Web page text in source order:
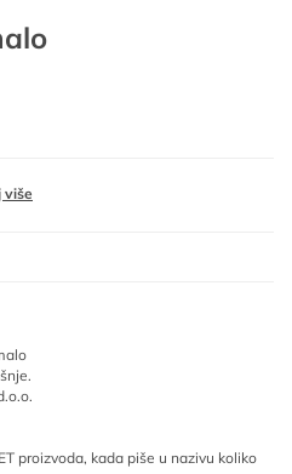
više
proizvoda, kada piše u nazivu koliko